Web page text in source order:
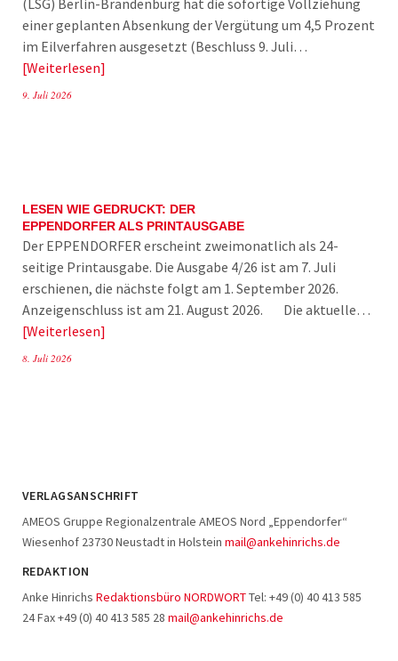
einer geplanten Absenkung der Vergütung um 4,5 Prozent
im Eilverfahren ausgesetzt (Beschluss 9. Juli…
Weiterlesen
9. Juli 2026
LESEN WIE GEDRUCKT: DER
EPPENDORFER ALS PRINTAUSGABE
Der EPPENDORFER erscheint zweimonatlich als 24-
seitige Printausgabe. Die Ausgabe 4/26 ist am 7. Juli
erschienen, die nächste folgt am 1. September 2026.
Anzeigenschluss ist am 21. August 2026. Die aktuelle…
Weiterlesen
8. Juli 2026
VERLAGSANSCHRIFT
AMEOS Gruppe Regionalzentrale AMEOS Nord „Eppendorfer“
Wiesenhof 23730 Neustadt in Holstein mail@ankehinrichs.de
REDAKTION
Anke Hinrichs Redaktionsbüro NORDWORTTel: +49 (0) 40 413 585
24 Fax +49 (0) 40 413 585 28 mail@ankehinrichs.de